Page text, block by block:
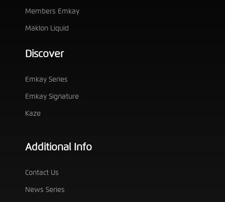
Members Emkay
Maklon Liquid
Discover
Emkay Series
Emkay Signature
Kaze
Additional Info
Contact Us
News Series